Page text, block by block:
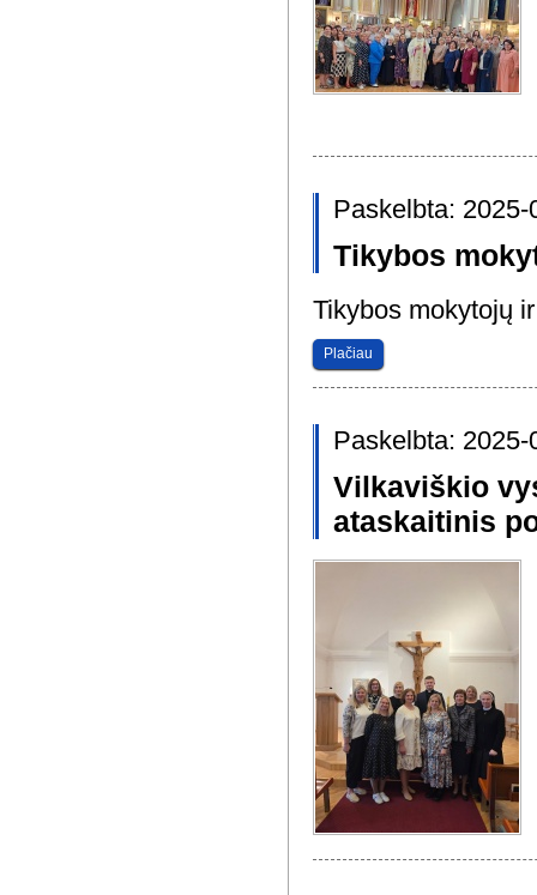
Paskelbta: 2025-
Tikybos
Tikybos mokytojų
Plačiau
Paskelbta: 2025-
Vilkaviškio
ataskaitinis